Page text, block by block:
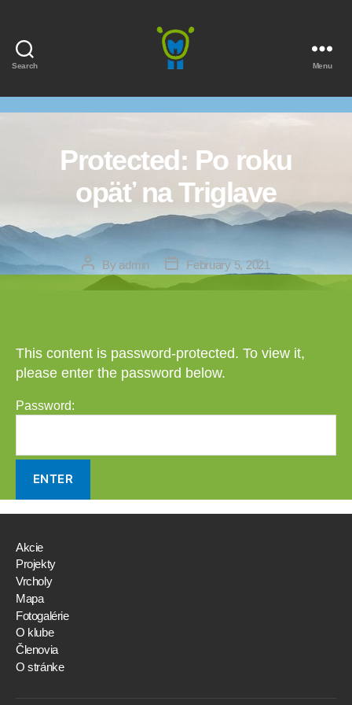
Search Menu
Protected: Po roku
opäť na Triglave
Post
author
By admin
Post
date
February 5, 2021
This content is password-protected. To view it,
please enter the password below.
Password:
Akcie
Projekty
Vrcholy
Mapa
Fotogalérie
O klube
Členovia
O stránke